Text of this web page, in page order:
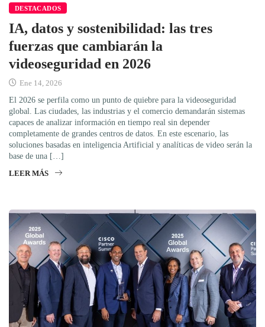
DESTACADOS
IA, datos y sostenibilidad: las tres
fuerzas que cambiarán la
videoseguridad en 2026
Ene 14, 2026
El 2026 se perfila como un punto de quiebre para la videoseguridad
global. Las ciudades, las industrias y el comercio demandarán sistemas
capaces de analizar información en tiempo real sin depender
completamente de grandes centros de datos. En este escenario, las
soluciones basadas en inteligencia Artificial y analíticas de video serán la
base de una […]
LEER MÁS